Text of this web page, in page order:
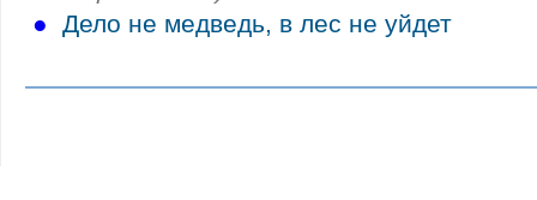
●
Дело не медведь, в лес не уйдет